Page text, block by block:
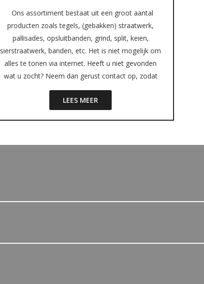
Ons assortiment bestaat uit een groot aantal
producten zoals tegels, (gebakken) straatwerk,
pallisades, opsluitbanden, grind, split, keien,
sierstraatwerk, banden, etc. Het is niet mogelijk om
alles te tonen via internet. Heeft u niet gevonden
wat u zocht? Neem dan gerust contact op, zodat
LEES MEER